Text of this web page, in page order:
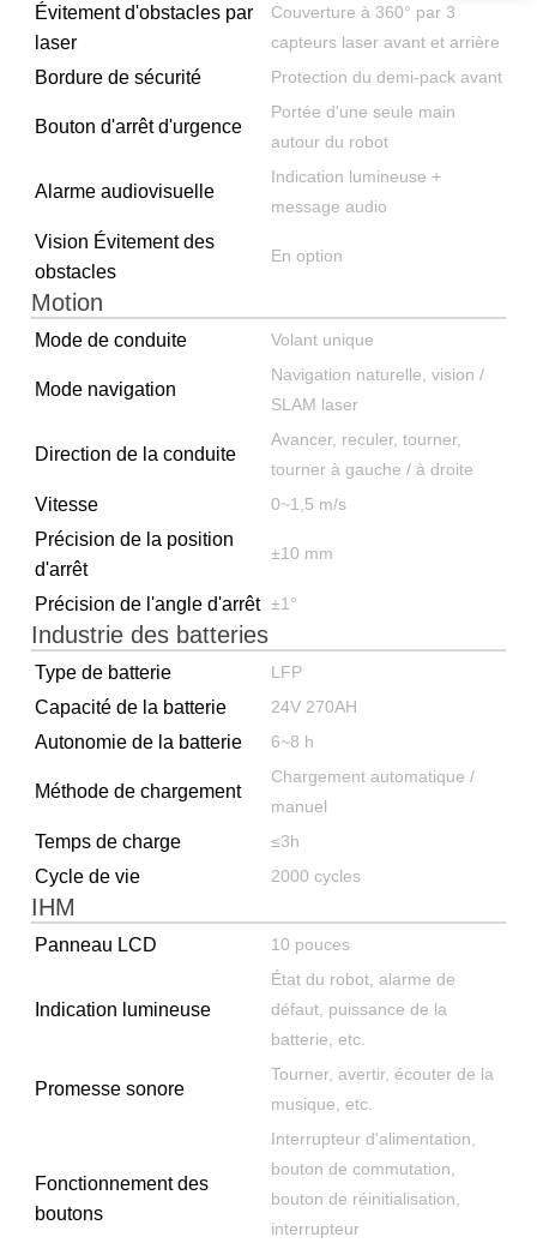
Évitement d'obstacles par
laser
Couverture à 360° par 3
capteurs laser avant et arrière
Bordure de sécurité Protection du demi-pack avant
Bouton d'arrêt d'urgence
Portée d'une seule main
autour du robot
Alarme audiovisuelle
Indication lumineuse +
message audio
Vision Évitement des
obstacles
En option
Motion
Mode de conduite Volant unique
Mode navigation
Navigation naturelle, vision /
SLAM laser
Direction de la conduite
Avancer, reculer, tourner,
tourner à gauche / à droite
Vitesse 0~1,5 m/s
Précision de la position
d'arrêt
±10 mm
Précision de l'angle d'arrêt ±1°
Industrie des batteries
Type de batterie LFP
Capacité de la batterie 24V 270AH
Autonomie de la batterie 6~8 h
Méthode de chargement
Chargement automatique /
manuel
Temps de charge ≤3h
Cycle de vie 2000 cycles
IHM
Panneau LCD 10 pouces
Indication lumineuse
État du robot, alarme de
défaut, puissance de la
batterie, etc.
Promesse sonore
Tourner, avertir, écouter de la
musique, etc.
Fonctionnement des
boutons
Interrupteur d'alimentation,
bouton de commutation,
bouton de réinitialisation,
interrupteur